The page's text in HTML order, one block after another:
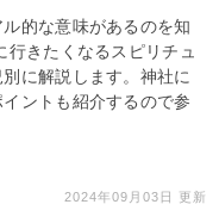
的な意味があるのを知
きたくなるスピリチュ
に解説します。神社に
ントも紹介するので参
2024年09月03日 更新